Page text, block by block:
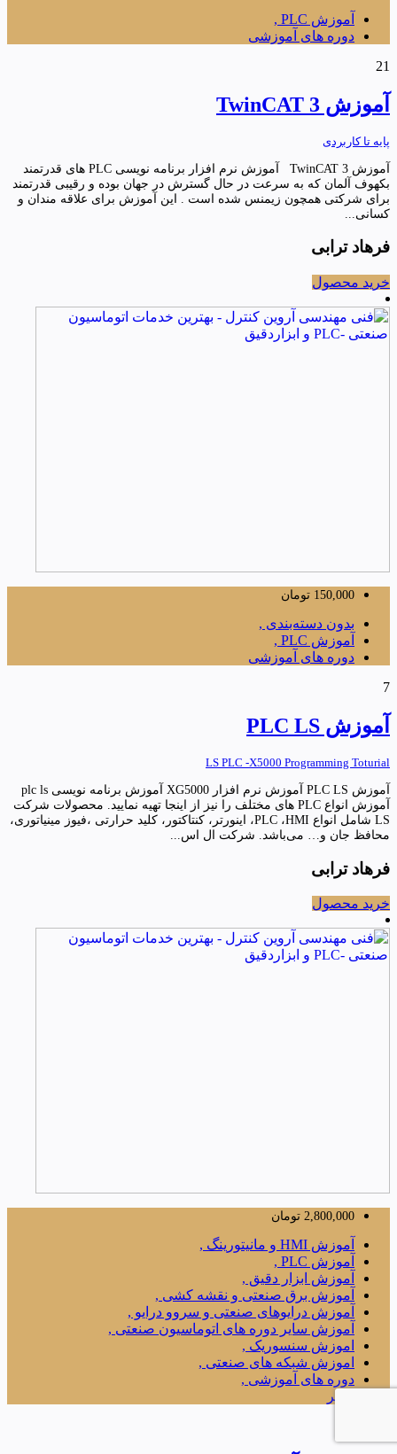
آموزش PLC ,
دوره های آموزشی
21
آموزش TwinCAT 3
پایه تا کاربردی
آموزش TwinCAT 3 آموزش نرم افزار برنامه نویسی PLC های قدرتمند
بکهوف آلمان که به سرعت در حال گسترش در جهان بوده و رقیبی قدرتمند
برای شرکتی همچون زیمنس شده است . این آموزش برای علاقه مندان و
کسانی...
فرهاد ترابی
خرید محصول
150,000 تومان
بدون دسته‌بندی ,
آموزش PLC ,
دوره های آموزشی
7
آموزش PLC LS
LS PLC -X5000 Programming Toturial
آموزش PLC LS آموزش نرم افزار XG5000 آموزش برنامه نویسی plc ls
آموزش انواع PLC های مختلف را نیز از اینجا تهیه نمایید. محصولات شرکت
LS شامل انواع PLC ،HMI، اینورتر، کنتاکتور، کلید حرارتی ،فیوز مینیاتوری،
محافظ جان و… می‌باشد. شرکت ال اس...
فرهاد ترابی
خرید محصول
2,800,000 تومان
آموزش HMI و مانیتورینگ ,
آموزش PLC ,
آموزش ابزار دقیق ,
آموزش برق صنعتی و نقشه کشی ,
آموزش درایوهای صنعتی و سروو درایو ,
آموزش سایر دوره های اتوماسیون صنعتی ,
اموزش سنسوریک ,
اموزش شبکه های صنعتی ,
دوره های آموزشی ,
سایر